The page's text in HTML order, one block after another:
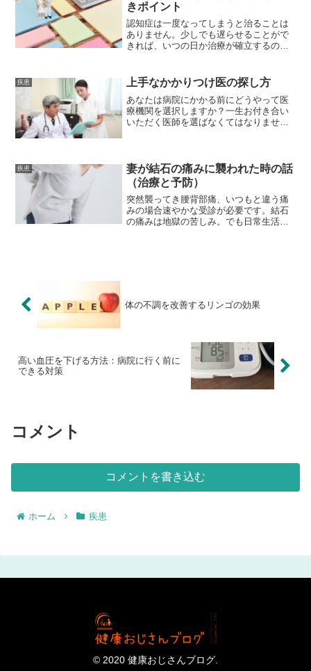
きポイント
認知症は一度なってしまうと治ることは
ありません。少しでも遅らせることがで
きれば、いつの日か治療が確立するのを
疾患 上手なかかりつけ医の探し方
あなたは病院にかかる前にどうやって医
療機関を選択しますか？一生お付き合い
いただく医師を選ばなくてはなりませ
疾患
妻が結石の痛みに襲われた時の話
（治療と予防）
突然襲ってき腰背部痛、いつもと違う痛
みの場合速やかな受診が必要です。結石
の痛みは地獄の苦しみ。でも日常生活の
体の不調を改善するリンゴの効果
高い血圧を下げる方法：病院に行く前に
できる対策
コメント
コメントを書き込む
ホーム 疾患
© 2020 健康おじさんブログ.